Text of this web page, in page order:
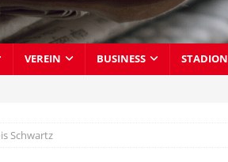
VEREIN BUSINESS STADION
Schwartz